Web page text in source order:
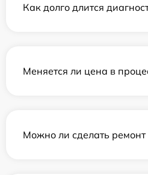
Как долго длится
Меняется ли цена в
Можно ли сделать ремонт